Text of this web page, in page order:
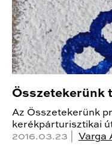
Összetekerünk
Az Összetekerünk
kerékpárturisztikai
2016.03.23 | Varga